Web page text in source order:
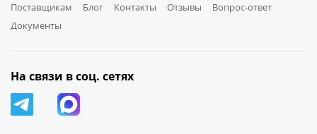
Поставщикам
Блог Контакты Отзывы
Вопрос-ответ
Документы
На связи в соц. сетях